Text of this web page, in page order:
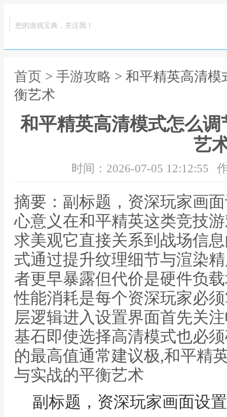
您的游戏宝典，关注我！
首页 > 手游攻略 > 和平精英高清
衡艺术
和平精英高清模式怎么
艺
时间：2026-07-05 12:12:55
摘要：副标题，资深玩家画
心意义在和平精英这类竞技
求美观它直接关系到战场信
式通过提升纹理细节与渲染
者更早暴露但代价是硬件负
性能消耗是每个资深玩家必
层逻辑进入设置界面首先关
基石即使选择高清模式也必
的最高值通常建议极,和平精
与实战的平衡艺术
副标题，资深玩家画面设